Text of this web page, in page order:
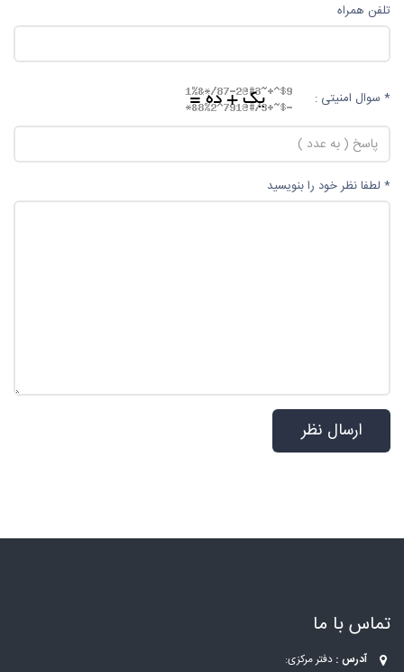
تلفن همراه
* سوال امنیتی :
* لطفا نظر خود را بنویسید
تماس با ما
آدرس : دفتر مرکزی: